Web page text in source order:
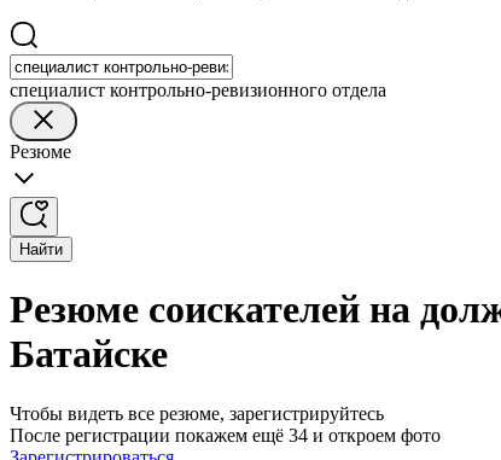
специалист контрольно-ревизионного отдела
Резюме
Найти
Резюме соискателей на
Батайске
Чтобы видеть все резюме, зарегистрируйтесь
После регистрации покажем ещё 34 и откроем фото